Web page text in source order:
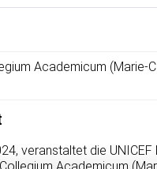
Academicum (Marie-
veranstaltet die